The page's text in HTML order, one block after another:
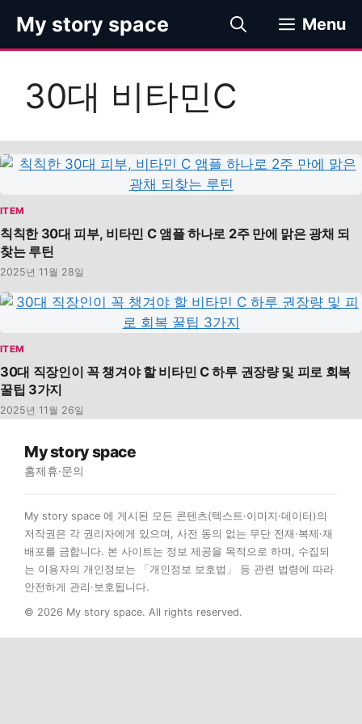
츠
기
My story space Menu
30대 비타민C
ITEM
칙칙한 30대 피부, 비타민 C 앰플 하나로 2주 만에 맑은 광채 되
찾는 루틴
2025년 11월 28일
ITEM
30대 직장인이 꼭 챙겨야 할 비타민 C 하루 권장량 및 피로 회복
꿀팁 3가지
2025년 11월 26일
My story space
홈제휴·문의
My story space 에 게시된 모든 콘텐츠(텍스트·이미지·데이터)의
저작권은 각 권리자에게 있으며, 사전 동의 없는 무단 전재·복제·재
배포를 금합니다. 본 사이트는 정보 제공을 목적으로 하며, 수집되
는 이용자의 개인정보는 「개인정보 보호법」 등 관련 법령에 따라
안전하게 관리·보호됩니다.
© 2026 My story space. All rights reserved.